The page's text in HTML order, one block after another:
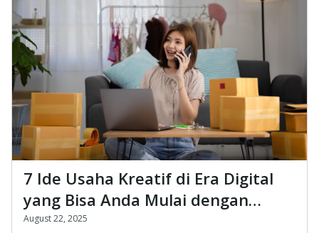
7 Ide Usaha Kreatif di Era Digital
yang Bisa Anda Mulai dengan
Modal Minimal
August 22, 2025